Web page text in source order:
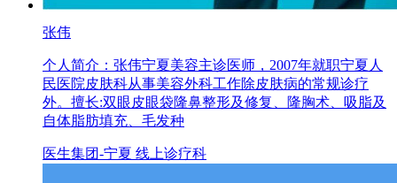
张伟
个人简介：张伟宁夏美容主诊医师，2007年就职宁夏人
民医院皮肤科从事美容外科工作除皮肤病的常规诊疗
外。擅长:双眼皮眼袋隆鼻整形及修复、隆胸术、吸脂及
自体脂肪填充、毛发种
医生集团-宁夏 线上诊疗科